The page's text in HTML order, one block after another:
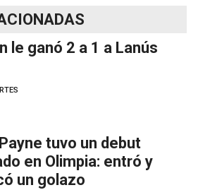
le ganó 2 a 1 a Lanús
tuvo un debut
en Olimpia: entró y
un golazo